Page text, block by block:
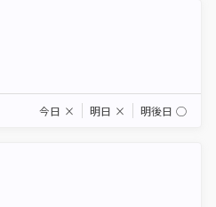
今日 × 明日 × 明後日 ◯